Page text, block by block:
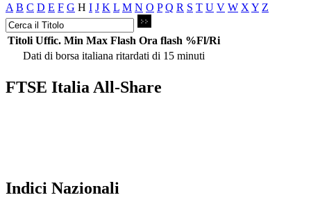
A B C D E F G H I J K L M N O P Q R S T U V W X Y Z
Titoli Uffic. Min Max Flash Ora flash %Fl/Ri
Dati di borsa italiana ritardati di 15 minuti
FTSE Italia All-Share
Indici Nazionali